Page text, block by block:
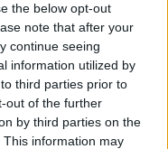
the below opt-out
note that after your
continue seeing
information utilized by
third parties prior to
out of the further
by third parties on the
This information may